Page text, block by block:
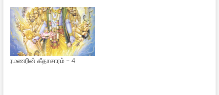
ரமணரின் கீதாசாரம் – 4